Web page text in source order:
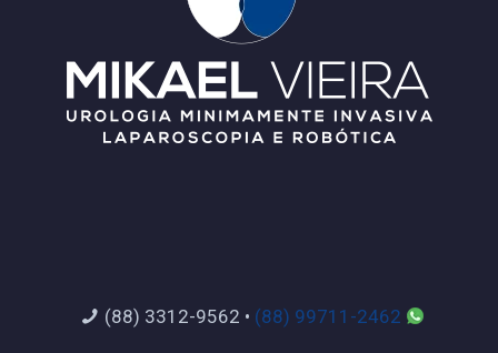
(88) 3312-9562 • (88) 99711-2462